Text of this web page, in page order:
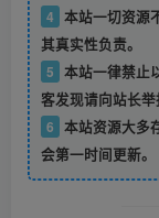
4 本站一切资源
其真实性负责。
5 本站一律禁止
客发现请向站长举
6 本站资源大多
会第一时间更新。